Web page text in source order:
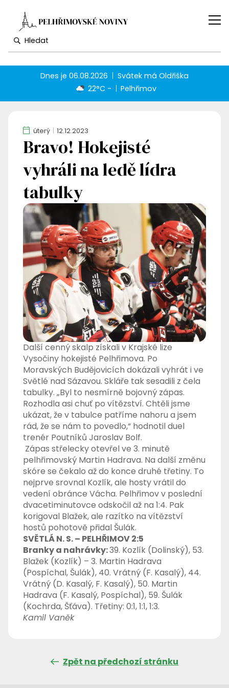
Dnes je06.08.2026 Svátek má Oldřiška
22°C -
Pelhřimov
úterý 12.12.2023
Bravo! Hokejisté
vyhráli na ledě lídra
tabulky
Další cenný skalp získali v Krajské lize
Vysočiny hokejisté Pelhřimova. Po
Moravských Budějovicích dokázali vyhrát i ve
Světlé nad Sázavou. Skláře tak sesadili z čela
tabulky. „Byl to nesmírně bojovný zápas.
Rozhodla asi chuť po vítězství. Chtěli jsme
ukázat, že v tabulce patříme nahoru a jsem
rád, že se nám to povedlo,“ hodnotil duel
trenér Poutníků Jaroslav Bolf.
Zápas střelecky otevřel ve 3. minutě
pelhřimovský Martin Hadrava. Na další změnu
skóre se čekalo až do konce druhé třetiny. To
nejprve srovnal Kozlík, ale hosty vrátil do
vedení obránce Vácha. Pelhřimov v poslední
dvacetiminutovce odskočil až na 1:4. Pak
korigoval Blažek, ale razítko na vítězství
hostů pohotově přidal Šulák.
SVĚTLÁ N. S. – PELHŘIMOV 2:5
Branky a nahrávky:39. Kozlík (Dolinský), 53.
Blažek (Kozlík) – 3. Martin Hadrava
(Pospíchal, Šulák), 40. Vrátný (F. Kasalý), 44.
Vrátný (D. Kasalý, F. Kasalý), 50. Martin
Hadrava (F. Kasalý, Pospíchal), 59. Šulák
(Kochrda, Šťáva). Třetiny: 0:1, 1:1, 1:3.
Kamil Vaněk
Zpět na předchozí stránku